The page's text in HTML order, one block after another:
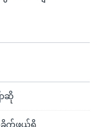
ာဆို
ထိခိုက်ဖွယ်ရှိ